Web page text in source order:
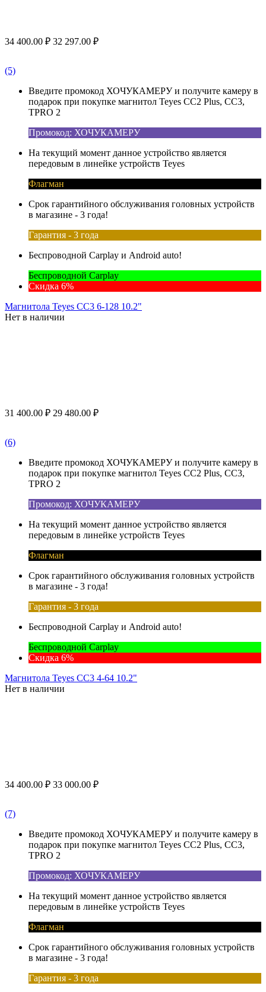
34 400.00 ₽ 32 297.00 ₽
(5)
Введите промокод ХОЧУКАМЕРУ и получите камеру в
подарок при покупке магнитол Teyes CC2 Plus, CC3,
TPRO 2
Промокод: ХОЧУКАМЕРУ
На текущий момент данное устройство является
передовым в линейке устройств Teyes
Флагман
Срок гарантийного обслуживания головных устройств
в магазине - 3 года!
Гарантия - 3 года
Беспроводной Carplay и Android auto!
Беспроводной Carplay
Скидка 6%
Магнитола Teyes CC3 6-128 10.2"
Нет в наличии
31 400.00 ₽ 29 480.00 ₽
(6)
Введите промокод ХОЧУКАМЕРУ и получите камеру в
подарок при покупке магнитол Teyes CC2 Plus, CC3,
TPRO 2
Промокод: ХОЧУКАМЕРУ
На текущий момент данное устройство является
передовым в линейке устройств Teyes
Флагман
Срок гарантийного обслуживания головных устройств
в магазине - 3 года!
Гарантия - 3 года
Беспроводной Carplay и Android auto!
Беспроводной Carplay
Скидка 6%
Магнитола Teyes CC3 4-64 10.2"
Нет в наличии
34 400.00 ₽ 33 000.00 ₽
(7)
Введите промокод ХОЧУКАМЕРУ и получите камеру в
подарок при покупке магнитол Teyes CC2 Plus, CC3,
TPRO 2
Промокод: ХОЧУКАМЕРУ
На текущий момент данное устройство является
передовым в линейке устройств Teyes
Флагман
Срок гарантийного обслуживания головных устройств
в магазине - 3 года!
Гарантия - 3 года